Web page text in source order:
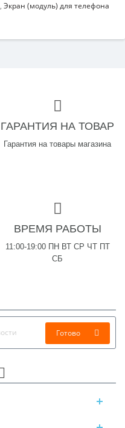
, Экран (модуль) для телефона
ГАРАНТИЯ НА ТОВАР
Гарантия на товары магазина
ВРЕМЯ РАБОТЫ
11:00-19:00 ПН ВТ СР ЧТ ПТ
СБ
Готово